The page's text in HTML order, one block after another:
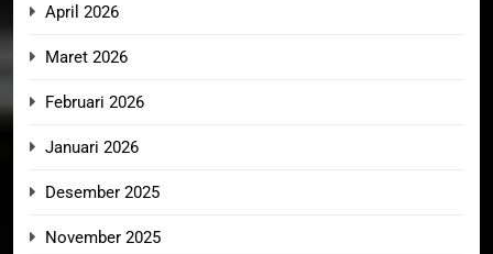
April 2026
Maret 2026
Februari 2026
Januari 2026
Desember 2025
November 2025